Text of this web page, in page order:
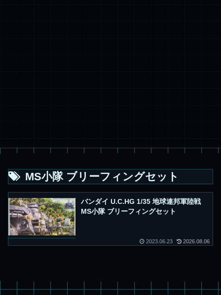
MS小隊 ブリーフィングセット
バンダイ U.C.HG 1/35 地球連邦軍陸戦
MS小隊 ブリーフィングセット
2023.06.23 2026.08.06